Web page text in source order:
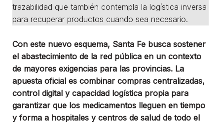
trazabilidad que también contempla la logística inversa
para recuperar productos cuando sea necesario.
Con este nuevo esquema, Santa Fe busca sostener
el abastecimiento de la red pública en un contexto
de mayores exigencias para las provincias. La
apuesta oficial es combinar compras centralizadas,
control digital y capacidad logística propia para
garantizar que los medicamentos lleguen en tiempo
y forma a hospitales y centros de salud de todo el